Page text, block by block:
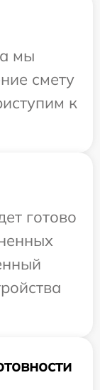
мы
смету
к
готово